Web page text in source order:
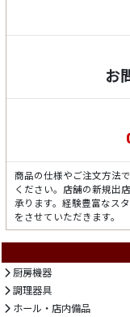
お
商品の仕様やご注文方法
ください。店舗の新規出
承ります。経験豊富なス
をさせていただきます。
厨房機器
調理器具
ホール・店内備品